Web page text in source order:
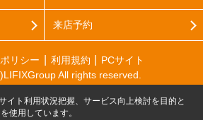
来店予約
リシー 利用規約
PCサイト
All rights reserved.
イト利用状況把握、サービス向上検討を目的と
使用しています。